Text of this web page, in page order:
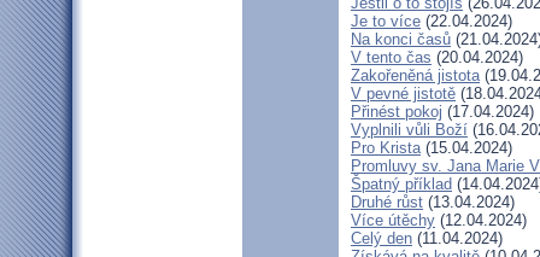
Je to více (22.04.2024)
Na konci časů
V tento čas (20.04.2024)
Zakořeněná jistota
V pevné jistotě
Přinést pokoj (17.04.2024)
Vyplnili vůli Boží
Pro Krista(15.04.2024)
Promluvy sv. Jana Marie
Špatný příklad
Druhé růst (13.04.2024)
Více útěchy (12.04.2024)
Celý den (11.04.2024)